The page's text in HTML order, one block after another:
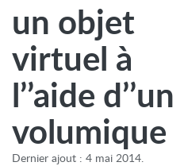
un objet
virtuel à
l’’aide
volumique
Dernier ajout : 4 mai 2014.